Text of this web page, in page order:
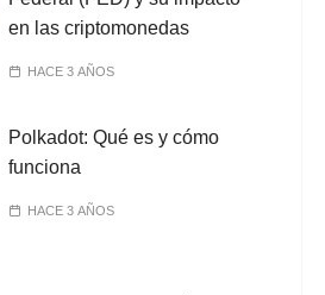
en las criptomonedas
HACE 3 AÑOS
Polkadot: Qué es y cómo
funciona
HACE 3 AÑOS